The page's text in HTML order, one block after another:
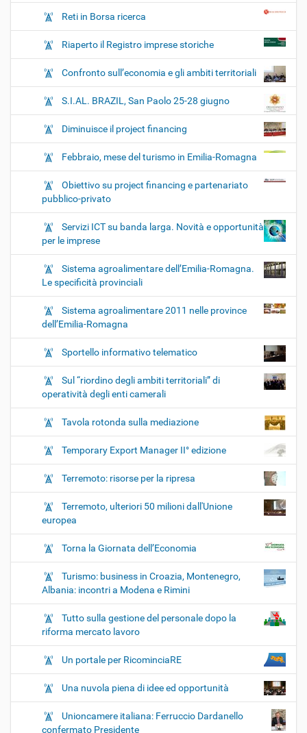
Reti in Borsa ricerca
Riaperto il Registro imprese storiche
Confronto sull’economia e gli ambiti territoriali
S.I.AL. BRAZIL, San Paolo 25-28 giugno
Diminuisce il project financing
Febbraio, mese del turismo in Emilia-Romagna
Obiettivo su project financing e partenariato
pubblico-privato
Servizi ICT su banda larga. Novità e opportunità
per le imprese
Sistema agroalimentare dell’Emilia-Romagna.
Le specificità provinciali
Sistema agroalimentare 2011 nelle province
dell’Emilia-Romagna
Sportello informativo telematico
Sul “riordino degli ambiti territoriali” di
operatività degli enti camerali
Tavola rotonda sulla mediazione
Temporary Export Manager II° edizione
Terremoto: risorse per la ripresa
Terremoto, ulteriori 50 milioni dall'Unione
europea
Torna la Giornata dell’Economia
Turismo: business in Croazia, Montenegro,
Albania: incontri a Modena e Rimini
Tutto sulla gestione del personale dopo la
riforma mercato lavoro
Un portale per RicominciaRE
Una nuvola piena di idee ed opportunità
Unioncamere italiana: Ferruccio Dardanello
confermato Presidente